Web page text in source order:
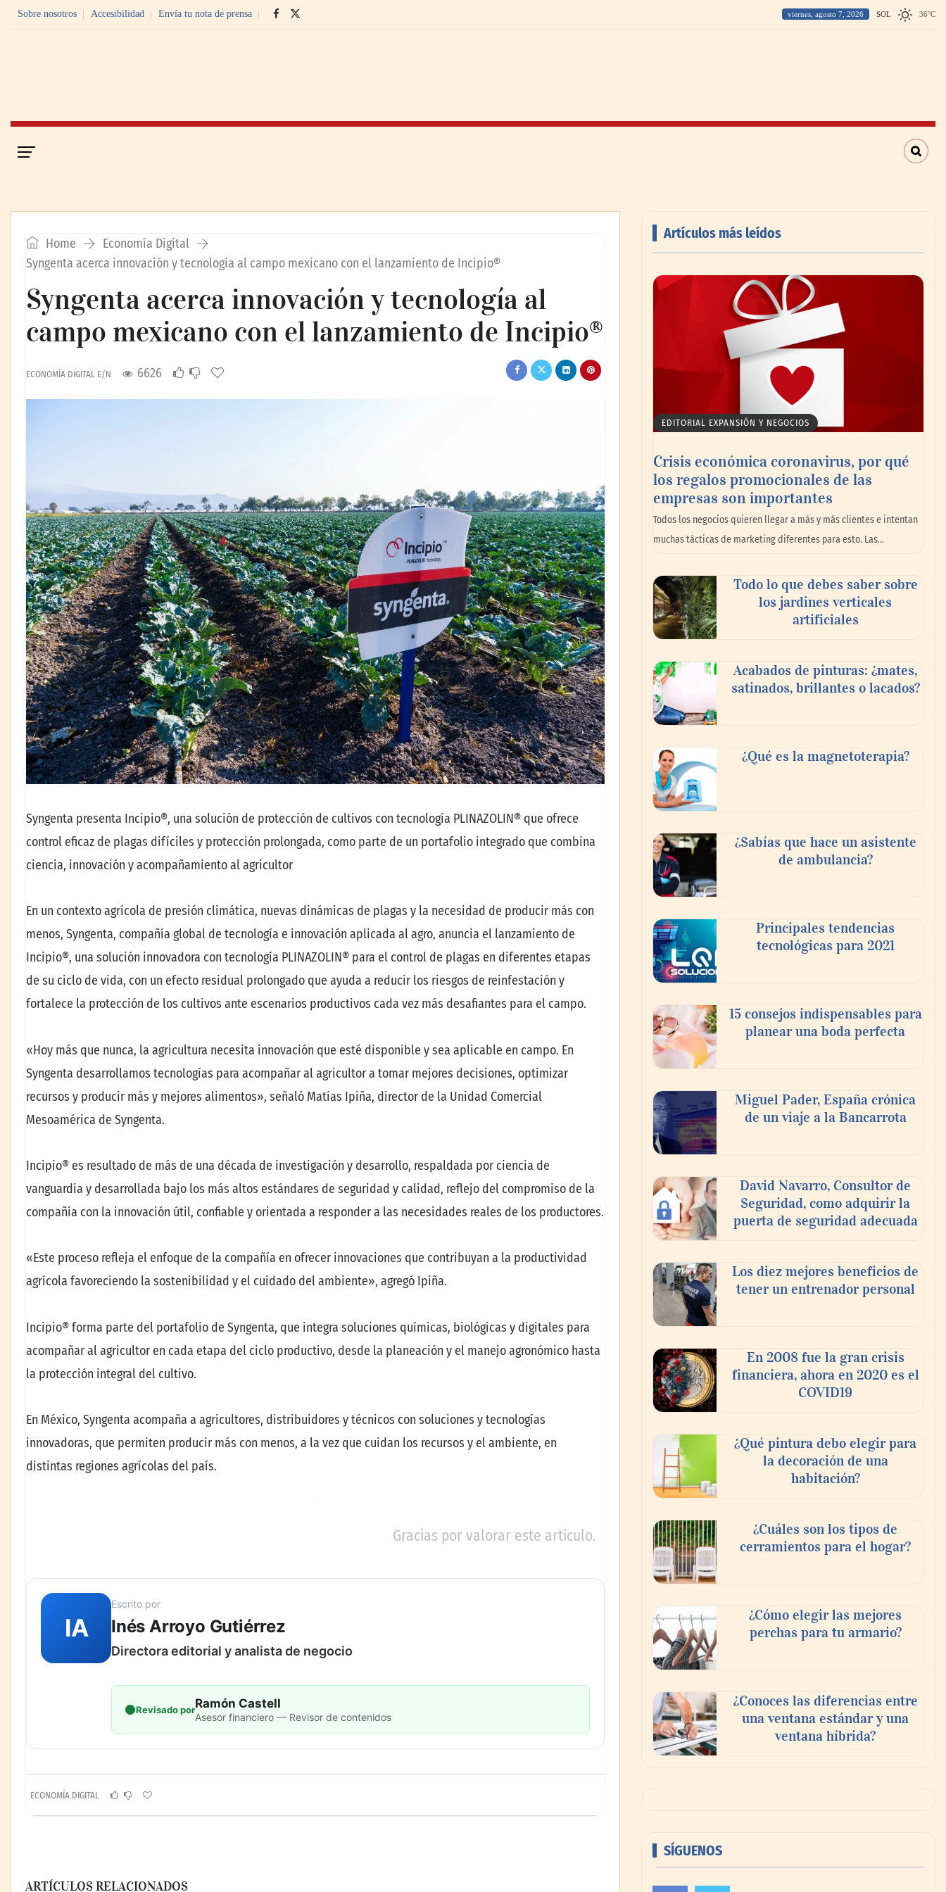
Sobre nosotros Accesibilidad Envía tu nota de prensa viernes, agosto 7, 2026 SOL 36°C
Home
Economía Digital
Syngenta acerca innovación y tecnología al campo mexicano con el lanzamiento de Incipio®
Syngenta acerca innovación y tecnología al
campo mexicano con el lanzamiento de Incipio®
ECONOMÍA DIGITAL E/N 6626
Syngenta presenta Incipio®, una solución de protección de cultivos con tecnología PLINAZOLIN® que ofrece
control eficaz de plagas difíciles y protección prolongada, como parte de un portafolio integrado que combina
ciencia, innovación y acompañamiento al agricultor
En un contexto agrícola de presión climática, nuevas dinámicas de plagas y la necesidad de producir más con
menos, Syngenta, compañía global de tecnología e innovación aplicada al agro, anuncia el lanzamiento de
Incipio®, una solución innovadora con tecnología PLINAZOLIN® para el control de plagas en diferentes etapas
de su ciclo de vida, con un efecto residual prolongado que ayuda a reducir los riesgos de reinfestación y
fortalece la protección de los cultivos ante escenarios productivos cada vez más desafiantes para el campo.
«Hoy más que nunca, la agricultura necesita innovación que esté disponible y sea aplicable en campo. En
Syngenta desarrollamos tecnologías para acompañar al agricultor a tomar mejores decisiones, optimizar
recursos y producir más y mejores alimentos», señaló Matías Ipiña, director de la Unidad Comercial
Mesoamérica de Syngenta.
Incipio® es resultado de más de una década de investigación y desarrollo, respaldada por ciencia de
vanguardia y desarrollada bajo los más altos estándares de seguridad y calidad, reflejo del compromiso de la
compañía con la innovación útil, confiable y orientada a responder a las necesidades reales de los productores.
«Este proceso refleja el enfoque de la compañía en ofrecer innovaciones que contribuyan a la productividad
agrícola favoreciendo la sostenibilidad y el cuidado del ambiente», agregó Ipiña.
Incipio® forma parte del portafolio de Syngenta, que integra soluciones químicas, biológicas y digitales para
acompañar al agricultor en cada etapa del ciclo productivo, desde la planeación y el manejo agronómico hasta
la protección integral del cultivo.
En México, Syngenta acompaña a agricultores, distribuidores y técnicos con soluciones y tecnologías
innovadoras, que permiten producir más con menos, a la vez que cuidan los recursos y el ambiente, en
distintas regiones agrícolas del país.
Gracias por valorar este artículo.
IA
Escrito por
Inés Arroyo Gutiérrez
Directora editorial y analista de negocio
Revisado porRamón Castell
Asesor financiero — Revisor de contenidos
ECONOMÍA DIGITAL
ARTÍCULOS RELACIONADOS
Artículos más leídos
EDITORIAL EXPANSIÓN Y NEGOCIOS
Crisis económica coronavirus, por qué
los regalos promocionales de las
empresas son importantes
Todos los negocios quieren llegar a más y más clientes e intentan
muchas tácticas de marketing diferentes para esto. Las…
Todo lo que debes saber sobre
los jardines verticales
artificiales
Acabados de pinturas: ¿mates,
satinados, brillantes o lacados?
¿Qué es la magnetoterapia?
¿Sabías que hace un asistente
de ambulancia?
Principales tendencias
tecnológicas para 2021
15 consejos indispensables para
planear una boda perfecta
Miguel Pader, España crónica
de un viaje a la Bancarrota
David Navarro, Consultor de
Seguridad, como adquirir la
puerta de seguridad adecuada
Los diez mejores beneficios de
tener un entrenador personal
En 2008 fue la gran crisis
financiera, ahora en 2020 es el
COVID19
¿Qué pintura debo elegir para
la decoración de una
habitación?
¿Cuáles son los tipos de
cerramientos para el hogar?
¿Cómo elegir las mejores
perchas para tu armario?
¿Conoces las diferencias entre
una ventana estándar y una
ventana híbrida?
SÍGUENOS